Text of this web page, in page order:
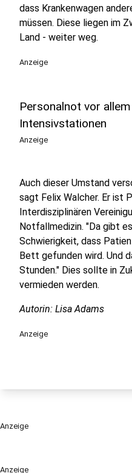
Anzeige
dass Krankenwagen
müssen. Diese liegen im
Land - weiter weg.
Anzeige
Personalnot vor
Intensivstationen
Anzeige
Auch dieser Umstand
sagt Felix Walcher. Er ist
Interdisziplinären
Notfallmedizin. "Da gibt
Schwierigkeit, dass
Bett gefunden wird. Und
Stunden." Dies sollte in
vermieden werden.
Autorin: Lisa Adams
Anzeige
Anzeige